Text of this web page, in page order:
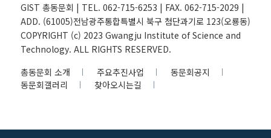
GIST 총동문회 | TEL. 062-715-6253 | FAX. 062-715-2029 |
ADD. (61005)전남광주통합특별시 북구 첨단과기로 123(오룡동)
COPYRIGHT (c) 2023 Gwangju Institute of Science and
Technology. ALL RIGHTS RESERVED.
총동문회 소개
주요추진사업
동문회공지
동문회갤러리
찾아오시는길